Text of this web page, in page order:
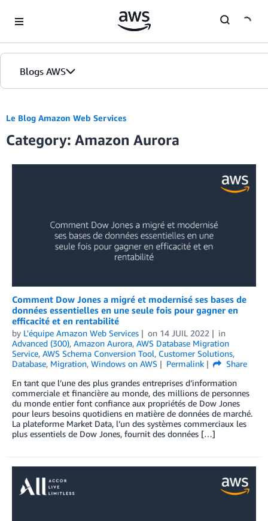
Blogs AWS
Accueil
Éditions
Le Blog Amazon Web Services
Category: Amazon Aurora
Comment Dow Jones a migré et modernisé ses bases de
données essentielles en une seule fois pour gagner en
efficacité et en rentabilité
by L'équipe Amazon Web Services on 14 JUIL 2022
in
Advanced (300), Amazon Aurora, AWS Database Migration
Service, AWS Schema Conversion Tool, Customer Solutions,
Database, Migration, Windows on AWS Permalink
Share
En tant que l’une des plus grandes entreprises d’information
commerciale et financière au monde, des millions de personnes
du monde entier font confiance aux propriétés de Dow Jones
pour leurs besoins quotidiens en matière de données de marché.
La plateforme Market Data, l’un des systèmes commerciaux les
plus essentiels de Dow Jones, fournit des données […]